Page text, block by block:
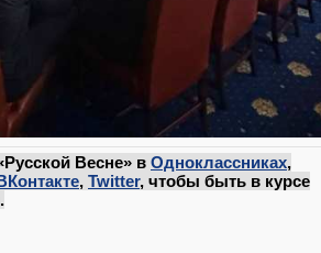
Весне» в Одноклассниках,
, Twitter, чтобы быть в курсе